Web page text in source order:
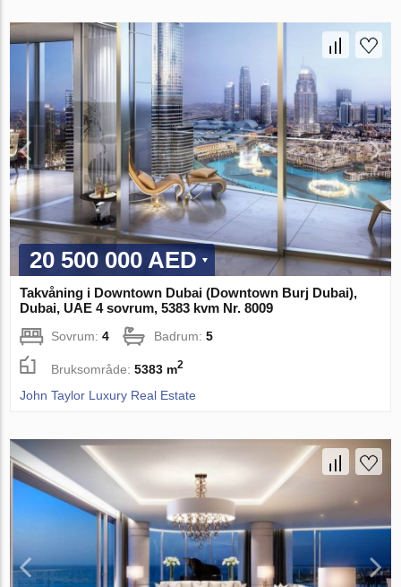
20 500 000 AED
Takvåning i Downtown Dubai (Downtown Burj Dubai),
Dubai, UAE 4 sovrum, 5383 kvm Nr. 8009
Sovrum:4 Badrum:5
Bruksområde:5383 m2
John Taylor Luxury Real Estate